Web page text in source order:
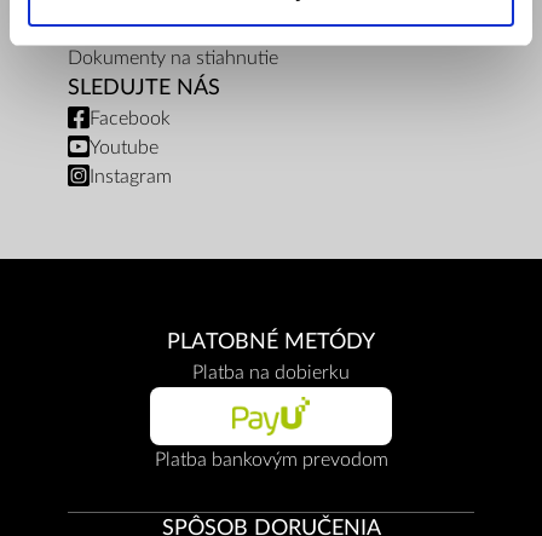
Cenníky
Dokumenty na stiahnutie
SLEDUJTE NÁS
Facebook
Youtube
Instagram
PLATOBNÉ METÓDY
Platba na dobierku
Platba bankovým prevodom
SPÔSOB DORUČENIA